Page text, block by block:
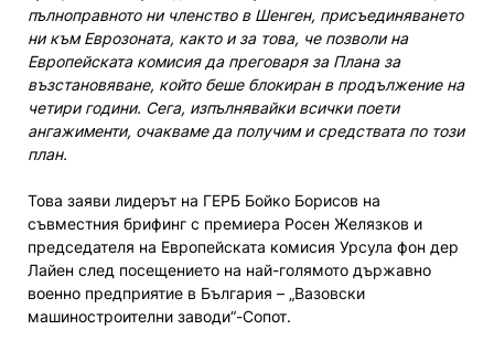
пълноправното ни членство в Шенген, присъединяването
ни към Еврозоната, както и за това, че позволи на
Европейската комисия да преговаря за Плана за
възстановяване, който беше блокиран в продължение на
четири години. Сега, изпълнявайки всички поети
ангажименти, очакваме да получим и средствата по този
план.
Това заяви лидерът на ГЕРБ Бойко Борисов на
съвместния брифинг с премиера Росен Желязков и
председателя на Европейската комисия Урсула фон дер
Лайен след посещението на най-голямото държавно
военно предприятие в България – „Вазовски
машиностроителни заводи“-Сопот.